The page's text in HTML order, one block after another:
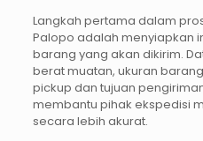
Langkah pertama dalam
Palopo adalah menyiapkan
barang yang akan dikirim.
berat muatan, ukuran
pickup dan tujuan
membantu pihak ekspedisi
secara lebih akurat.